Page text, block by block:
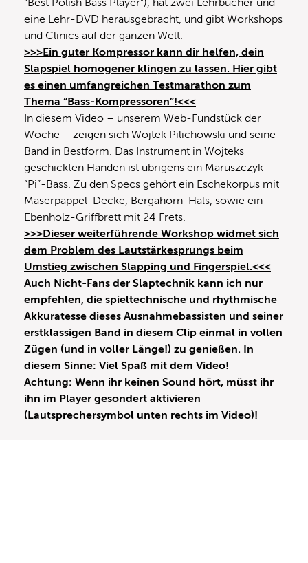
“Best Polish Bass Player”), hat zwei Lehrbücher und
eine Lehr-DVD herausgebracht, und gibt Workshops
und Clinics auf der ganzen Welt.
>>>Ein guter Kompressor kann dir helfen, dein
Slapspiel homogener klingen zu lassen. Hier gibt
es einen umfangreichen Testmarathon zum
Thema “Bass-Kompressoren”!<<<
In diesem Video – unserem Web-Fundstück der
Woche – zeigen sich Wojtek Pilichowski und seine
Band in Bestform. Das Instrument in Wojteks
geschickten Händen ist übrigens ein Maruszczyk
“Pi”-Bass. Zu den Specs gehört ein Eschekorpus mit
Maserpappel-Decke, Bergahorn-Hals, sowie ein
Ebenholz-Griffbrett mit 24 Frets.
>>>Dieser weiterführende Workshop widmet sich
dem Problem des Lautstärkesprungs beim
Umstieg zwischen Slapping und Fingerspiel.<<<
Auch Nicht-Fans der Slaptechnik kann ich nur
empfehlen, die spieltechnische und rhythmische
Akkuratesse dieses Ausnahmebassisten und seiner
erstklassigen Band in diesem Clip einmal in vollen
Zügen (und in voller Länge!) zu genießen. In
diesem Sinne: Viel Spaß mit dem Video!
Achtung: Wenn ihr keinen Sound hört, müsst ihr
ihn im Player gesondert aktivieren
(Lautsprechersymbol unten rechts im Video)!